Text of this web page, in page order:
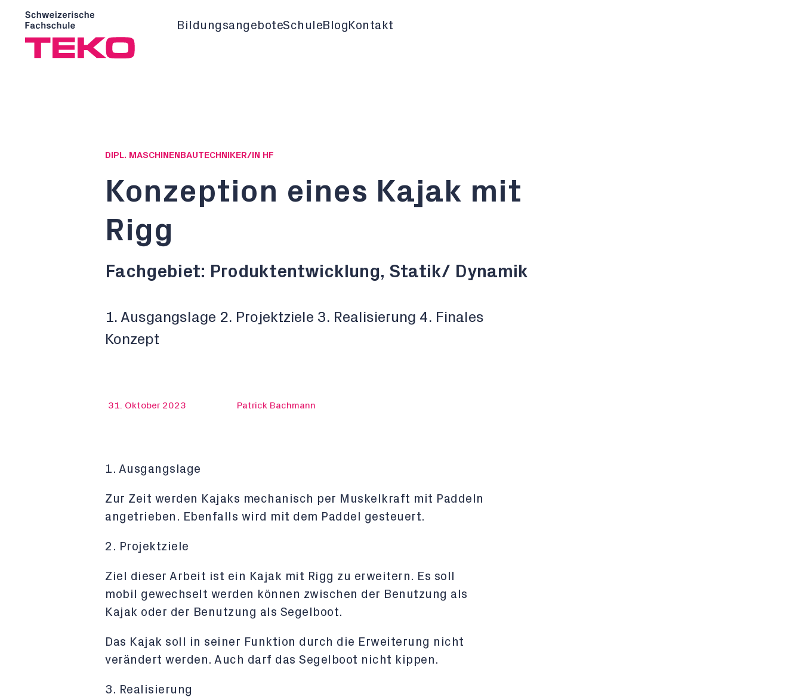
BildungsangeboteSchule Blog Kontakt
DIPL. MASCHINENBAUTECHNIKER/IN HF
Konzeption eines Kajak mit
Rigg
Fachgebiet: Produktentwicklung, Statik/ Dynamik
1. Ausgangslage 2. Projektziele 3. Realisierung 4. Finales
Konzept
31. Oktober 2023 Patrick Bachmann
1. Ausgangslage
Zur Zeit werden Kajaks mechanisch per Muskelkraft mit Paddeln
angetrieben. Ebenfalls wird mit dem Paddel gesteuert.
2. Projektziele
Ziel dieser Arbeit ist ein Kajak mit Rigg zu erweitern. Es soll
mobil gewechselt werden können zwischen der Benutzung als
Kajak oder der Benutzung als Segelboot.
Das Kajak soll in seiner Funktion durch die Erweiterung nicht
verändert werden. Auch darf das Segelboot nicht kippen.
3. Realisierung